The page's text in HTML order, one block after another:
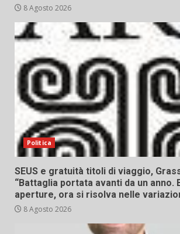
8 Agosto 2026
Politica
SEUS e gratuità titoli di viaggio,
“Battaglia portata avanti da un anno.
aperture, ora si risolva nelle
8 Agosto 2026